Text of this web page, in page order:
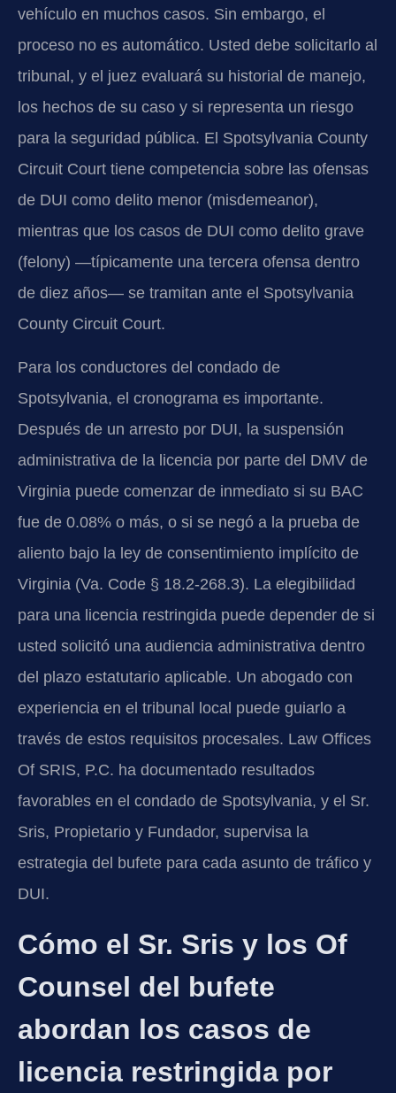
vehículo en muchos casos. Sin embargo, el
proceso no es automático. Usted debe solicitarlo al
tribunal, y el juez evaluará su historial de manejo,
los hechos de su caso y si representa un riesgo
para la seguridad pública. El Spotsylvania County
Circuit Court tiene competencia sobre las ofensas
de DUI como delito menor (misdemeanor),
mientras que los casos de DUI como delito grave
(felony) —típicamente una tercera ofensa dentro
de diez años— se tramitan ante el Spotsylvania
County Circuit Court.
Para los conductores del condado de
Spotsylvania, el cronograma es importante.
Después de un arresto por DUI, la suspensión
administrativa de la licencia por parte del DMV de
Virginia puede comenzar de inmediato si su BAC
fue de 0.08% o más, o si se negó a la prueba de
aliento bajo la ley de consentimiento implícito de
Virginia (Va. Code § 18.2-268.3). La elegibilidad
para una licencia restringida puede depender de si
usted solicitó una audiencia administrativa dentro
del plazo estatutario aplicable. Un abogado con
experiencia en el tribunal local puede guiarlo a
través de estos requisitos procesales. Law Offices
Of SRIS, P.C. ha documentado resultados
favorables en el condado de Spotsylvania, y el Sr.
Sris, Propietario y Fundador, supervisa la
estrategia del bufete para cada asunto de tráfico y
DUI.
Cómo el Sr. Sris y los Of
Counsel del bufete
abordan los casos de
licencia restringida por